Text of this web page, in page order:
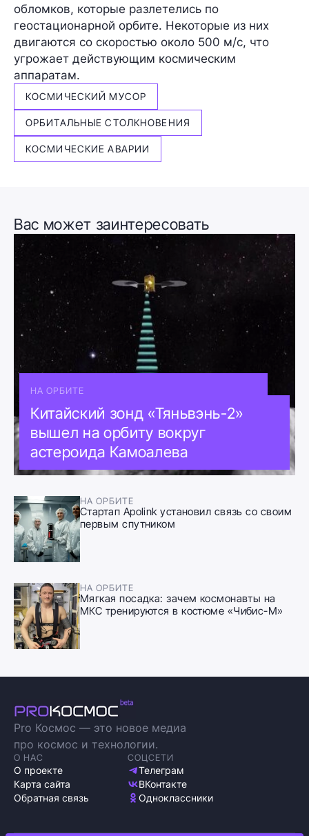
обломков, которые разлетелись по
геостационарной орбите. Некоторые из них
двигаются со скоростью около 500 м/с, что
угрожает действующим космическим
аппаратам.
КОСМИЧЕСКИЙ МУСОР
ОРБИТАЛЬНЫЕ СТОЛКНОВЕНИЯ
КОСМИЧЕСКИЕ АВАРИИ
Вас может заинтересовать
НА ОРБИТЕ
Китайский зонд «Тяньвэнь-2»
вышел на орбиту вокруг
астероида Камоалева
НА ОРБИТЕ
Стартап Apolink установил связь со своим
первым спутником
НА ОРБИТЕ
Мягкая посадка: зачем космонавты на
МКС тренируются в костюме «Чибис-М»
Pro Космос — это новое медиа
про космос и технологии.
О НАС
О проекте
Карта сайта
Обратная связь
СОЦСЕТИ
Телеграм
ВКонтакте
Одноклассники